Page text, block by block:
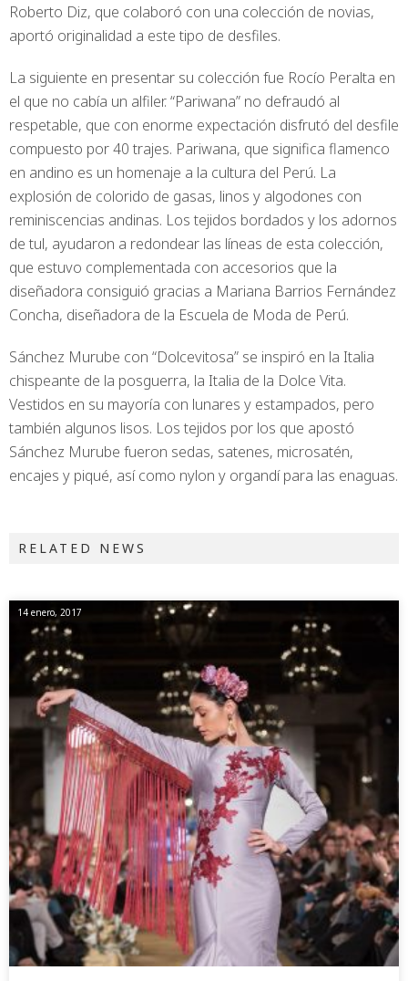
Roberto Diz, que colaboró con una colección de novias,
aportó originalidad a este tipo de desfiles.
La siguiente en presentar su colección fue Rocío Peralta en
el que no cabía un alfiler. “Pariwana” no defraudó al
respetable, que con enorme expectación disfrutó del desfile
compuesto por 40 trajes. Pariwana, que significa flamenco
en andino es un homenaje a la cultura del Perú. La
explosión de colorido de gasas, linos y algodones con
reminiscencias andinas. Los tejidos bordados y los adornos
de tul, ayudaron a redondear las líneas de esta colección,
que estuvo complementada con accesorios que la
diseñadora consiguió gracias a Mariana Barrios Fernández
Concha, diseñadora de la Escuela de Moda de Perú.
Sánchez Murube con “Dolcevitosa” se inspiró en la Italia
chispeante de la posguerra, la Italia de la Dolce Vita.
Vestidos en su mayoría con lunares y estampados, pero
también algunos lisos. Los tejidos por los que apostó
Sánchez Murube fueron sedas, satenes, microsatén,
encajes y piqué, así como nylon y organdí para las enaguas.
RELATED NEWS
14 enero, 2017